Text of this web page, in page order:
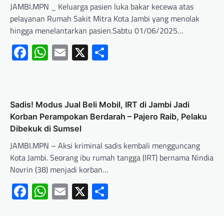
JAMBI.MPN _ Keluarga pasien luka bakar kecewa atas
pelayanan Rumah Sakit Mitra Kota Jambi yang menolak
hingga menelantarkan pasien.Sabtu 01/06/2025…
Facebook
WhatsApp
Email
X
Sadis! Modus Jual Beli Mobil, IRT di Jambi Jadi
Korban Perampokan Berdarah – Pajero Raib, Pelaku
Dibekuk di Sumsel
JAMBI.MPN – Aksi kriminal sadis kembali mengguncang
Kota Jambi. Seorang ibu rumah tangga (IRT) bernama Nindia
Novrin (38) menjadi korban…
Facebook
WhatsApp
Email
X